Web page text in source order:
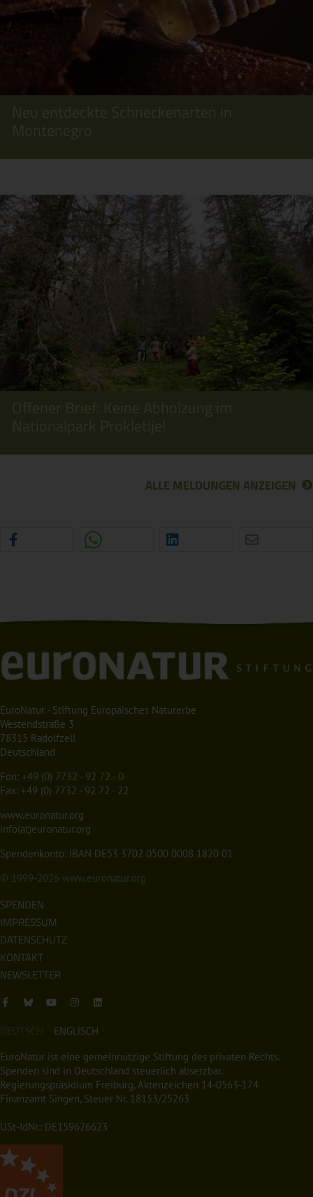
Neu entdeckte Schneckenarten in
Montenegro
Offener Brief: Keine Abholzung im
Nationalpark Prokletije!
ALLE MELDUNGEN ANZEIGEN
EuroNatur - Stiftung Europäisches Naturerbe
Westendstraße 3
78315 Radolfzell
Deutschland
Fon: +49 (0) 7732 - 92 72 - 0
Fax: +49 (0) 7732 - 92 72 - 22
www.euronatur.org
info(at)euronatur.org
Spendenkonto: IBAN DE53 3702 0500 0008 1820 01
© 1999-2026 www.euronatur.org
SPENDEN
IMPRESSUM
DATENSCHUTZ
KONTAKT
NEWSLETTER
DEUTSCH ENGLISCH
EuroNatur ist eine gemeinnützige Stiftung des privaten Rechts.
Spenden sind in Deutschland steuerlich absetzbar.
Regierungspräsidium Freiburg, Aktenzeichen 14-0563-174
Finanzamt Singen, Steuer Nr. 18153/25263
USt-IdNr.: DE159626623